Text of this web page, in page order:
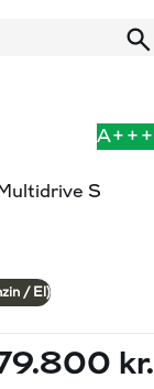
S
A+++
/ El)
kr.